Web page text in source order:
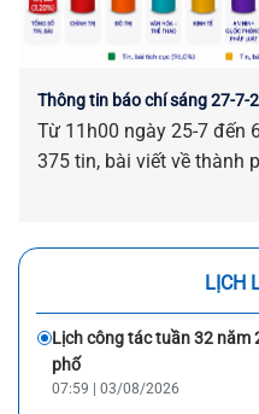
Thông tin báo chí sáng 27-7-
Từ 11h00 ngày 25-7 đến
375 tin, bài viết về thành
LỊCH
Lịch công tác tuần 32 năm
phố
07:59 | 03/08/2026